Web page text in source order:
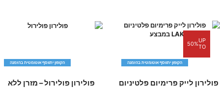
UP
TO
50%
הקופון יתווסף אוטומטית בהזמנה
פולירון לייק פרימיום פלטיניום
הקופון יתווסף אוטומטית בהזמנה
פולירון פולירול – מזרן ללא